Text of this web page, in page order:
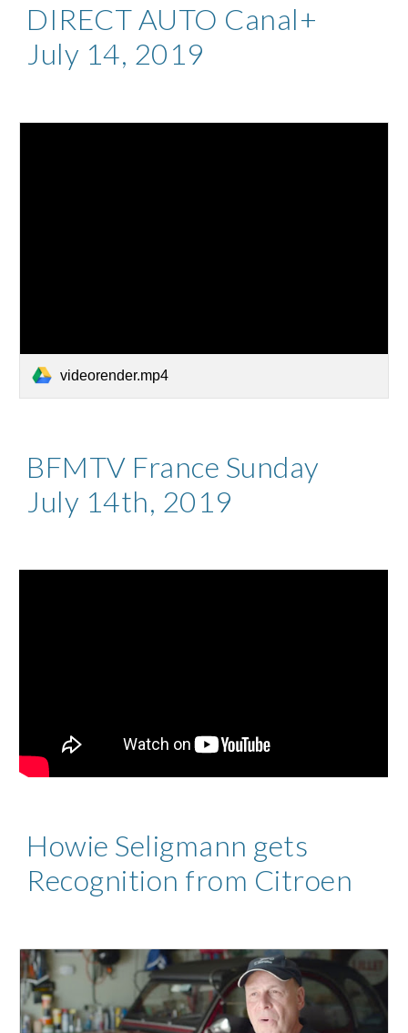
DIRECT AUTO Canal+
July 14, 2019
videorender.mp4
BFMTV France Sunday
July 14th, 2019
Howie Seligmann gets
Recognition from Citroen